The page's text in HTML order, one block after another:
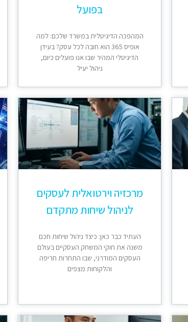
בפועל
המהפכה הדיגיטלית במשרד שלכם: למה
אופיס 365 הוא חובה לכל עסק? בעידן
הדיגיטלי המהיר שבו אנו פועלים כיום,
ניהול יעיל
מרכזיה וירטואלית לעסקים
לניהול שיחות מתקדם
העתיד כבר כאן: כיצד ניהול שיחות חכם
משנה את חוקי המשחק העסקיים בעולם
העסקים המודרני, שבו התחרות חריפה
והלקוחות מצפים